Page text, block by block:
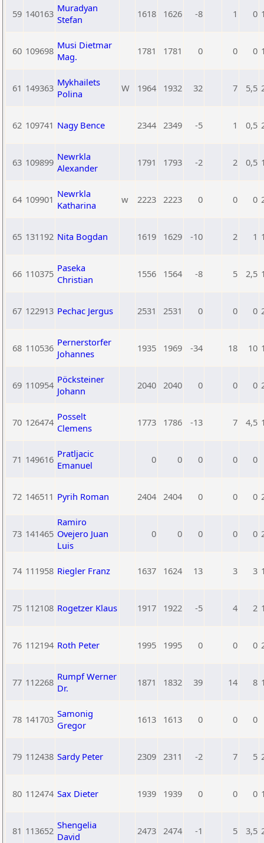
59 140163 Muradyan
Stefan
1618 1626 -8 1 0
60 109698 Musi Dietmar
Mag.
1781 1781 0 0 0
61 149363 Mykhailets
Polina
W 1964 1932 32 7 5,5
62 109741 Nagy Bence 2344 2349 -5 1 0,5
63 109899 Newrkla
Alexander
1791 1793 -2 2 0,5
64 109901 Newrkla
Katharina
w 2223 2223 0 0 0
65 131192 Nita Bogdan 1619 1629 -10 2 1
66 110375 Paseka
Christian
1556 1564 -8 5 2,5
67 122913 Pechac Jergus 2531 2531 0 0 0
68 110536 Pernerstorfer
Johannes
1935 1969 -34 18 10
69 110954 Pöcksteiner
Johann
2040 2040 0 0 0
70 126474 Posselt
Clemens
1773 1786 -13 7 4,5
71 149616 Pratljacic
Emanuel
0 0 0 0 0
72 146511 Pyrih Roman 2404 2404 0 0 0
73 141465
Ramiro
Ovejero Juan
Luis
0 0 0 0 0
74 111958 Riegler Franz 1637 1624 13 3 3
75 112108 Rogetzer Klaus 1917 1922 -5 4 2
76 112194 Roth Peter 1995 1995 0 0 0
77 112268 Rumpf Werner
Dr.
1871 1832 39 14 8
78 141703 Samonig
Gregor
1613 1613 0 0 0
79 112438 Sardy Peter 2309 2311 -2 7 5
80 112474 Sax Dieter 1939 1939 0 0 0
81 113652 Shengelia
David
2473 2474 -1 5 3,5